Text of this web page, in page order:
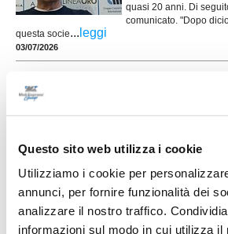
Questo sito web utilizza i cookie
Utilizziamo i cookie per
annunci, per fornire funzionalità dei
analizzare il nostro traffico.
informazioni sul modo in cui utilizza il
quasi 20 anni. Di
comunicato. "Dopo
questa socie... leggi
03/07/2026
CALCIO E SOCIALE. Torna
Comuni della Provincia di
FERMO. Si rinnova l'appuntamento con uno degli
fra i Comuni della Provincia di Fermo. Una
manifestazione sportiva che negli anni ha saputo
conquistare l’interesse ed il coinvolgimento di
Sociale Caldarette Ete, con il patrocinio del
28/06/2026